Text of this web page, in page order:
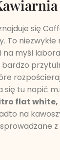
się
To niezwykłe
myśl
bardzo
się tu napić
flat white,
na
z